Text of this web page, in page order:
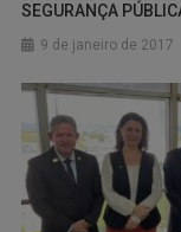
SEGURANÇA
9 de janeiro de 2017